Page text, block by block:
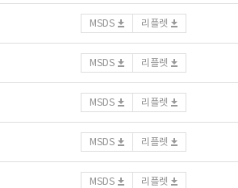
MSDS 리플렛
MSDS 리플렛
MSDS 리플렛
MSDS 리플렛
MSDS 리플렛